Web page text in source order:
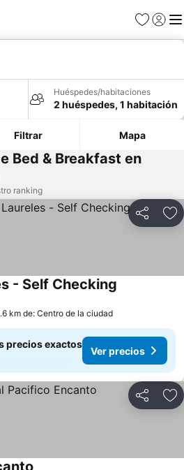
Favoritos
Iniciar
Huéspedes/habitaciones
2 huéspedes, 1 habitación
Filtrar Mapa
Bed & Breakfast en
ranking
Compartir
- Self Checking
km de: Centro de la ciudad
precios exactos
Ver precios
Compartir